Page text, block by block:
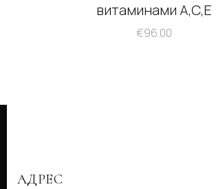
витаминами А,С,Е
€96.00
АДРЕС